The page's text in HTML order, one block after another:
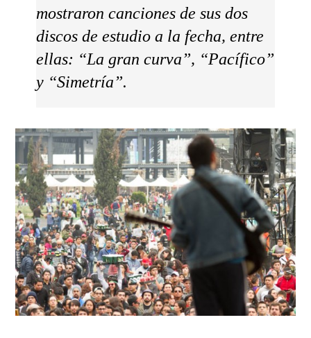
mostraron canciones de sus dos
discos de estudio a la fecha, entre
ellas: “La gran curva”, “Pacífico”
y “Simetría”.